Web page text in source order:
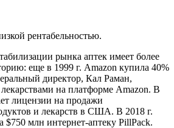
рентабельностью.
рынка аптек имеет более
еще в 1999 г. Amazon купила 40%
директор, Кал Раман,
на платформе Amazon. В
лицензии на продажи
и лекарств в США. В 2018 г.
$750 млн интернет-аптеку PillPack.